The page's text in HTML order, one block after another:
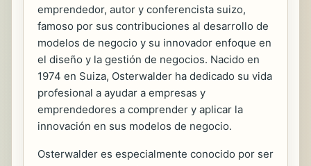
emprendedor, autor y conferencista suizo,
famoso por sus contribuciones al desarrollo de
modelos de negocio y su innovador enfoque en
el diseño y la gestión de negocios. Nacido en
1974 en Suiza, Osterwalder ha dedicado su vida
profesional a ayudar a empresas y
emprendedores a comprender y aplicar la
innovación en sus modelos de negocio.
Osterwalder es especialmente conocido por ser